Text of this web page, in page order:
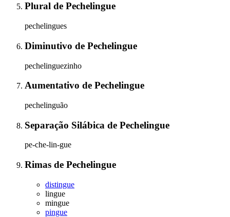
Plural de Pechelingue
pechelingues
Diminutivo de Pechelingue
pechelinguezinho
Aumentativo de Pechelingue
pechelinguão
Separação Silábica de Pechelingue
pe-che-lin-gue
Rimas de Pechelingue
distingue
lingue
mingue
pingue